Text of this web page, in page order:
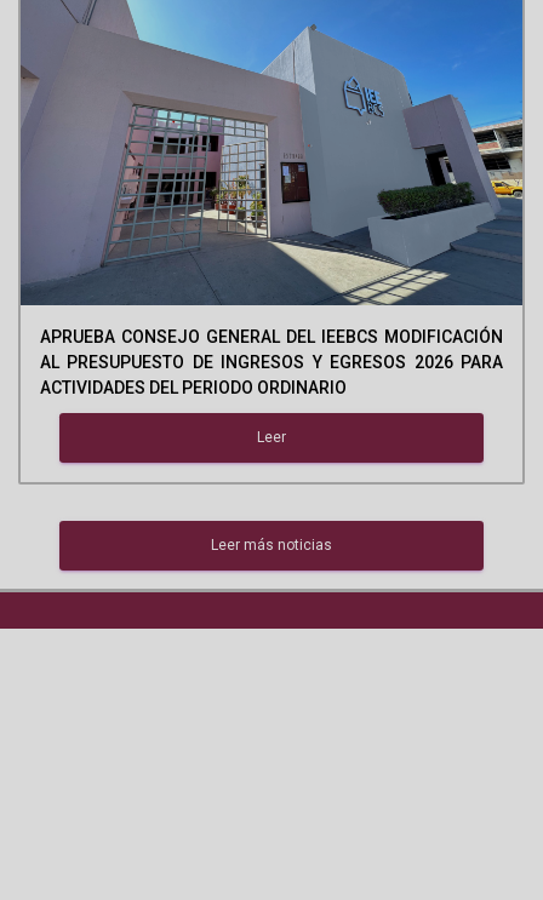
APRUEBA CONSEJO GENERAL DEL IEEBCS MODIFICACIÓN
AL PRESUPUESTO DE INGRESOS Y EGRESOS 2026 PARA
ACTIVIDADES DEL PERIODO ORDINARIO
Leer
Leer más noticias